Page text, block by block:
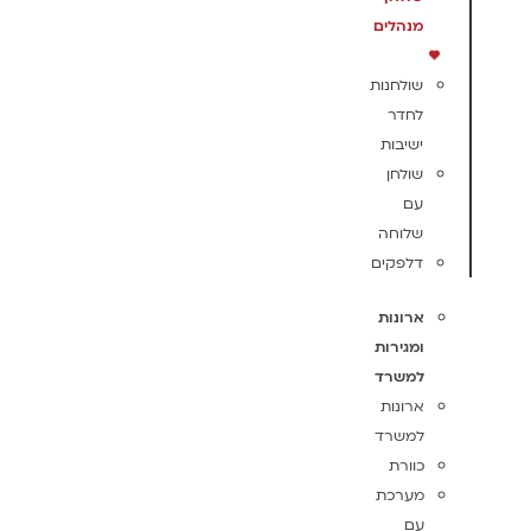
מנהלים
שולחנות
לחדר
ישיבות
שולחן
עם
שלוחה
דלפקים
ארונות
ומגירות
למשרד
ארונות
למשרד
כוורת
מערכת
עם